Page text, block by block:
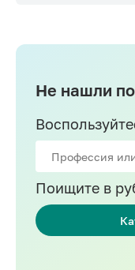
Не нашли
Поищите в